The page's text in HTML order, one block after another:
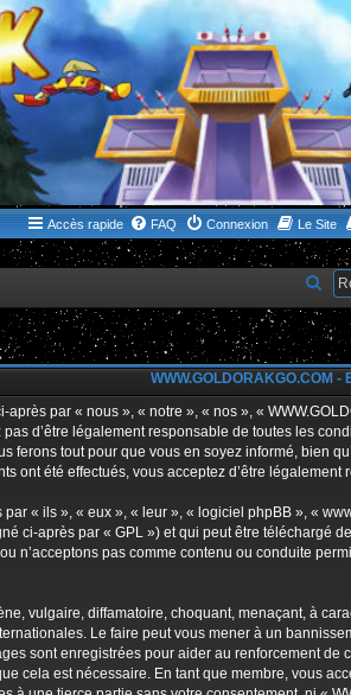
Accès rapide FAQ Connexion Le Site
e
c
h
e
c
h
e
r
WWW.GOLDORAKGO.COM
par « nous », « notre », « nos », «
d’être légalement responsable de toutes les
ferons tout pour que vous en soyez informé, bien
ont été effectués, vous acceptez d’être
« ils », « eux », « leur », « logiciel phpBB », «
ci-après par « GPL ») et qui peut être téléchargé
n’acceptons pas comme contenu ou conduite
vulgaire, diffamatoire, choquant, menaçant, à
Le faire peut vous mener à un
sont enregistrées pour aider au renforcement
cela est nécessaire. En tant que membre, vous